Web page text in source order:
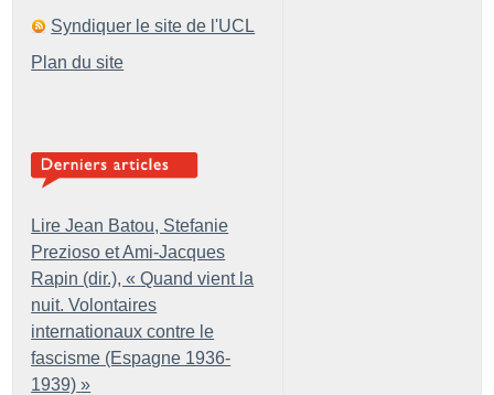
Syndiquer le site de l'UCL
Plan du site
Lire Jean Batou, Stefanie
Prezioso et Ami-Jacques
Rapin (dir.), « Quand vient la
nuit. Volontaires
internationaux contre le
fascisme (Espagne 1936-
1939) »